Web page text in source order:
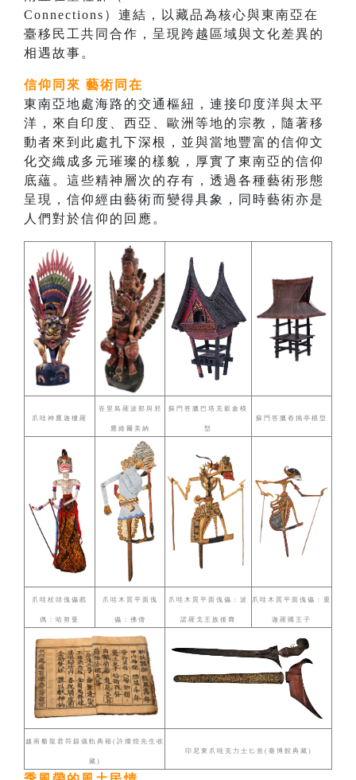
Connections）連結，以藏品為核心與東南亞在
臺移民工共同合作，呈現跨越區域與文化差異的
相遇故事。
信仰同來 藝術同在
東南亞地處海路的交通樞紐，連接印度洋與太平
洋，來自印度、西亞、歐洲等地的宗教，隨著移
動者來到此處扎下深根，並與當地豐富的信仰文
化交織成多元璀璨的樣貌，厚實了東南亞的信仰
底蘊。這些精神層次的存有，透過各種藝術形態
呈現，信仰經由藝術而變得具象，同時藝術亦是
人們對於信仰的回應。
爪哇神鷹迦樓羅
峇里島羅波那與邪
鷹維爾美納
蘇門答臘巴塔克穀倉模
型
蘇門答臘舂搗亭模型
爪哇杖頭傀儡戲
偶：哈努曼
爪哇木質平面傀
儡：佛僧
爪哇木質平面傀儡：波
諾羅戈王族後裔
爪哇木質平面傀儡：重
迦羅國王子
越南貉龍君符籙儀軌典籍(許燦煌先生收
藏)
印尼東爪哇克力士匕首(臺博館典藏)